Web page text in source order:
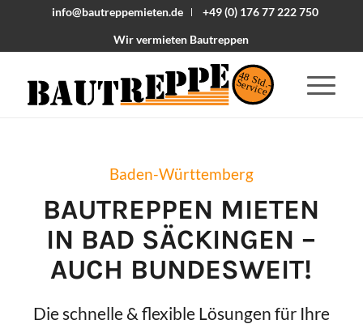
info@bautreppemieten.de
+49 (0) 176 77 222 750
Wir vermieten Bautreppen
48 Std.-
Service
Baden-Württemberg
BAUTREPPEN MIETEN
IN BAD SÄCKINGEN –
AUCH BUNDESWEIT!
Die schnelle & flexible Lösungen für Ihre